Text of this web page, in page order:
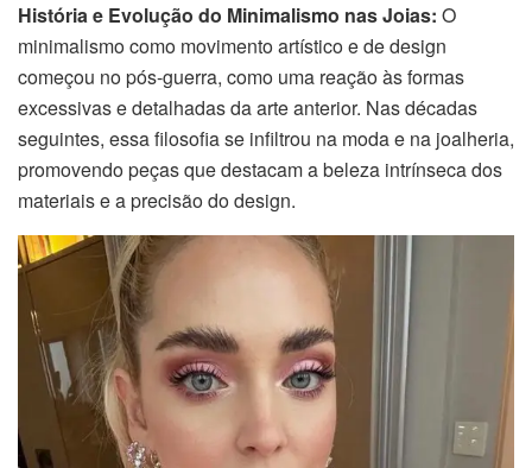
História e Evolução do Minimalismo nas Joias: O
minimalismo como movimento artístico e de design
começou no pós-guerra, como uma reação às formas
excessivas e detalhadas da arte anterior. Nas décadas
seguintes, essa filosofia se infiltrou na moda e na joalheria,
promovendo peças que destacam a beleza intrínseca dos
materiais e a precisão do design.